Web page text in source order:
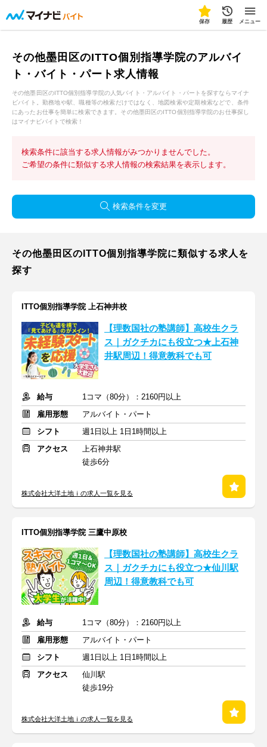
保存 履歴 メニュー
その他墨田区のITTO個別指導学院のアルバイ
ト・バイト・パート求人情報
その他墨田区のITTO個別指導学院の人気バイト・アルバイト・パートを探すならマイナ
ビバイト。勤務地や駅、職種等の検索だけではなく、地図検索や定期検索などで、条件
にあったお仕事を簡単に検索できます。その他墨田区のITTO個別指導学院のお仕事探し
はマイナビバイトで検索！
検索条件に該当する求人情報がみつかりませんでした。
ご希望の条件に類似する求人情報の検索結果を表示します。
検索条件を変更
その他墨田区のITTO個別指導学院に類似する求人を
探す
ITTO個別指導学院 上石神井校
【理数国社の塾講師】高校生クラ
ス｜ガクチカにも役立つ★上石神
井駅周辺！得意教科でも可
給与
1コマ（80分）：2160円以上
雇用形態
アルバイト・パート
シフト
週1日以上 1日1時間以上
アクセス
上石神井駅
徒歩6分
株式会社大洋土地ｉの求人一覧を見る
ITTO個別指導学院 三鷹中原校
【理数国社の塾講師】高校生クラ
ス｜ガクチカにも役立つ★仙川駅
周辺！得意教科でも可
給与
1コマ（80分）：2160円以上
雇用形態
アルバイト・パート
シフト
週1日以上 1日1時間以上
アクセス
仙川駅
徒歩19分
株式会社大洋土地ｉの求人一覧を見る